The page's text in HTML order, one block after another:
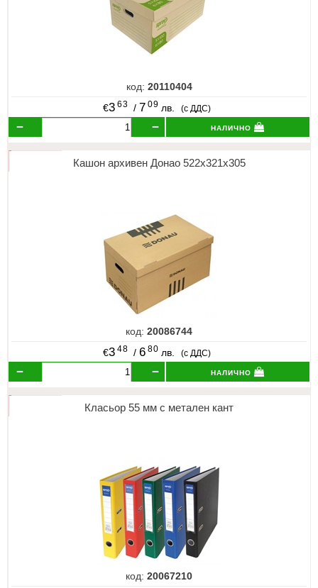
код: 20110404
€3 63 / 7 09 лв. (с ДДС)
налично
Кашон архивен Донао 522х321х305
код: 20086744
€3 48 /6 80 лв. (с ДДС)
налично
Класьор 55 мм с метален кант
код: 20067210